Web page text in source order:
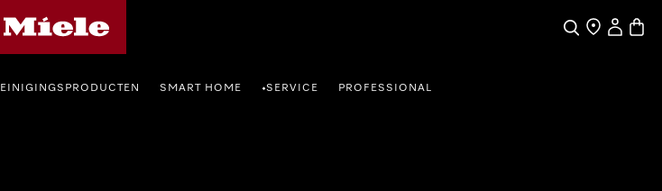
Wat zoek je?
Dealer zoeken
Mijn
SMART HOME •SERVICE PROFESSIONAL